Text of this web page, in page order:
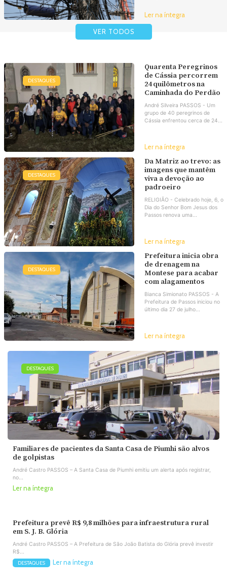
Ler na íntegra
VER TODOS
DESTAQUES
Quarenta Peregrinos
de Cássia percorrem
24 quilômetros na
Caminhada do Perdão
André Silveira PASSOS - Um
grupo de 40 peregrinos de
Cássia enfrentou cerca de 24...
Ler na íntegra
DESTAQUES
Da Matriz ao trevo: as
imagens que mantêm
viva a devoção ao
padroeiro
RELIGIÃO - Celebrado hoje, 6, o
Dia do Senhor Bom Jesus dos
Passos renova uma...
Ler na íntegra
DESTAQUES
Prefeitura inicia obra
de drenagem na
Montese para acabar
com alagamentos
Bianca Simionato PASSOS - A
Prefeitura de Passos iniciou no
último dia 27 de julho...
Ler na íntegra
DESTAQUES
Familiares de pacientes da Santa Casa de Piumhi são alvos
de golpistas
André Castro PASSOS – A Santa Casa de Piumhi emitiu um alerta após registrar,
no...
Ler na íntegra
Prefeitura prevê R$ 9,8 milhões para infraestrutura rural
em S. J. B. Glória
André Castro PASSOS – A Prefeitura de São João Batista do Glória prevê investir
R$...
DESTAQUES Ler na íntegra